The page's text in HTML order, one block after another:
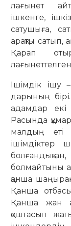
лағынет
ішкенге,
сатушыға,
арақты сатып,
Қарап
Ішімдік
дарының
адамдар
Расында
малдың еті
ішімдіктер
болмайтыны
қанша
Қанша
Қанша жан
қоштасып